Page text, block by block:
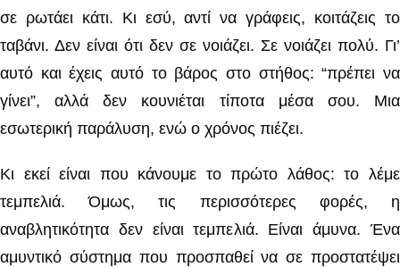
σε ρωτάει κάτι. Κι εσύ, αντί να γράφεις, κοιτάζεις το
ταβάνι. Δεν είναι ότι δεν σε νοιάζει. Σε νοιάζει πολύ. Γι’
αυτό και έχεις αυτό το βάρος στο στήθος: “πρέπει να
γίνει”, αλλά δεν κουνιέται τίποτα μέσα σου. Μια
εσωτερική παράλυση, ενώ ο χρόνος πιέζει.
Κι εκεί είναι που κάνουμε το πρώτο λάθος: το λέμε
τεμπελιά. Όμως, τις περισσότερες φορές, η
αναβλητικότητα δεν είναι τεμπελιά. Είναι άμυνα. Ένα
αμυντικό σύστημα που προσπαθεί να σε προστατέψει